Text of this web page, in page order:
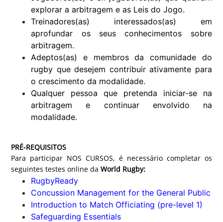
explorar a arbitragem e as Leis do Jogo.
Treinadores(as) interessados(as) em
aprofundar os seus conhecimentos sobre
arbitragem.
Adeptos(as) e membros da comunidade do
rugby que desejem contribuir ativamente para
o crescimento da modalidade.
Qualquer pessoa que pretenda iniciar-se na
arbitragem e continuar envolvido na
modalidade.
PRÉ-REQUISITOS
Para participar NOS CURSOS, é necessário completar os
seguintes testes online daWorld Rugby:
RugbyReady
Concussion Management for the General Public
Introduction to Match Officiating (pre-level 1)
Safeguarding Essentials